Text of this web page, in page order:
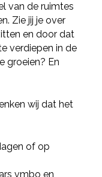
van de ruimtes
Zie jij je over
en door dat
verdiepen in de
groeien? En
wij dat het
of op
vmbo en
mijn
van